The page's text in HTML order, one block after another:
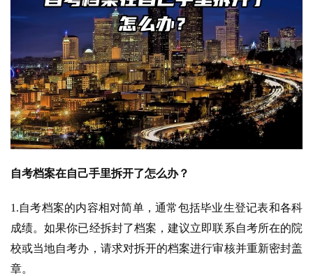
自考档案在自己手里拆开了怎么办？
1.自考档案的内容相对简单，通常包括毕业生登记表和各科
成绩。如果你已经拆封了档案，建议立即联系自考所在的院
校或当地自考办，请求对拆开的档案进行审核并重新密封盖
章。